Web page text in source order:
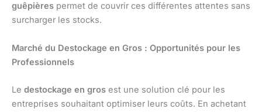
guêpières permet de couvrir ces différentes attentes sans
surcharger les stocks.
Marché du Destockage en Gros : Opportunités pour les
Professionnels
Le destockage en gros est une solution clé pour les
entreprises souhaitant optimiser leurs coûts. En achetant